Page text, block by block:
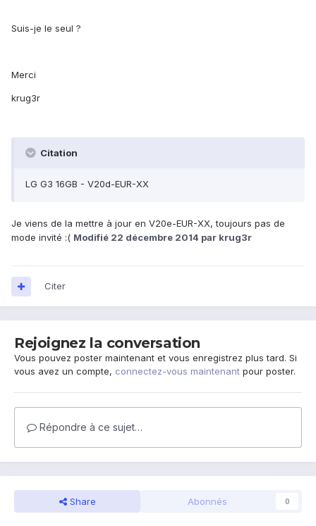
Suis-je le seul ?
Merci
krug3r
Citation
LG G3 16GB - V20d-EUR-XX
Je viens de la mettre à jour en V20e-EUR-XX, toujours pas de
mode invité :( Modifié 22 décembre 2014 par krug3r
Citer
Rejoignez la conversation
Vous pouvez poster maintenant et vous enregistrez plus tard. Si
vous avez un compte, connectez-vous maintenant pour poster.
Répondre à ce sujet…
Share Abonnés 0